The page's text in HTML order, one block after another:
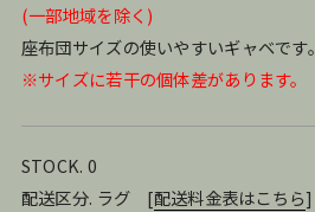
(一部地域を除く)
座布団サイズの使いやすいギャベです。
※サイズに若干の個体差があります。
STOCK. 0
配送区分. ラグ [配送料金表はこちら]